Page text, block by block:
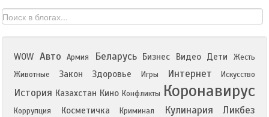
WOW Авто Армия Беларусь Бизнес Видео Дети
Жесть
Животные
Закон Здоровье Игры Интернет Искусство
История Казахстан Кино Конфликты Коронавирус
Коррупция Косметичка Криминал Кулинария Ликбез